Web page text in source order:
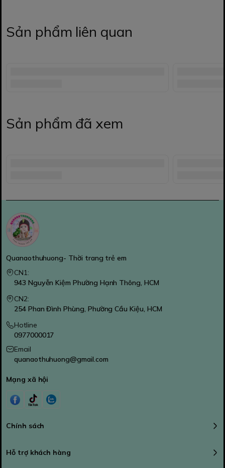
Sản phẩm liên quan
Sản phẩm đã xem
Quanaothuhuong- Thời trang trẻ em
CN1:
943 Nguyễn Kiệm Phường Hạnh Thông, HCM
CN2:
254 Phan Đình Phùng, Phường Cầu Kiệu, HCM
Hotline
0977000017
Email
quanaothuhuong@gmail.com
Mạng xã hội
Chính sách
Hỗ trợ khách hàng